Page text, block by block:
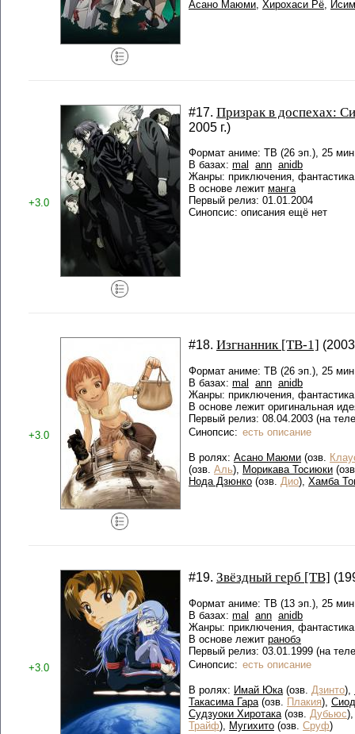
Асано Маюми, Хирохаси Рё,
+3.0
#17. Призрак в доспехах:
2005 г.)
Формат аниме: ТВ (26 эп.), 25
В базах: mal ann anidb
Жанры: приключения,
В основе лежит манга
Первый релиз: 01.01.2004
Синопсис: описания ещё нет
+3.0
#18. Изгнанник [ТВ-1] (2003
Формат аниме: ТВ (26 эп.), 25
В базах: mal ann anidb
Жанры: приключения,
В основе лежит оригинальная
Первый релиз: 08.04.2003 (на
Синопсис: есть описание
В ролях: Асано Маюми (озв.
(озв. Аль), Морикава Тосиюки
Нода Дзюнко (озв. Дио), Хамба
+3.0
#19. Звёздный герб [ТВ]
Формат аниме: ТВ (13 эп.), 25
В базах: mal ann anidb
Жанры: приключения, фантастика
В основе лежит ранобэ
Первый релиз: 03.01.1999 (на
Синопсис: есть описание
В ролях: Имай Юка(озв. Дзинто),
Такасима Гара(озв. Плакия),
Судзуоки Хиротака(озв. Дубьюс
Трайф), Мугихито (озв. Сруф)